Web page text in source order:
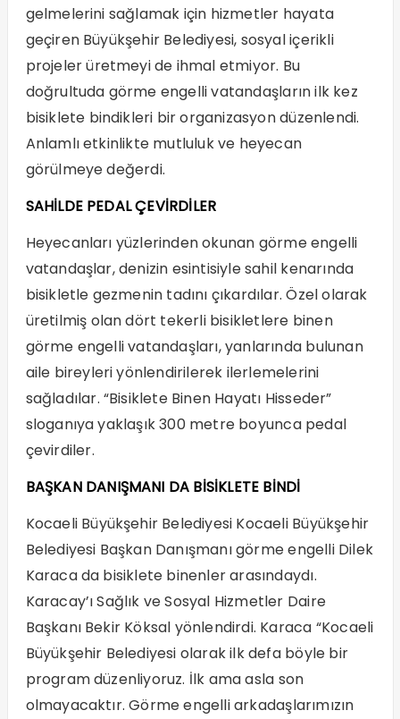
gelmelerini sağlamak için hizmetler hayata
geçiren Büyükşehir Belediyesi, sosyal içerikli
projeler üretmeyi de ihmal etmiyor. Bu
doğrultuda görme engelli vatandaşların ilk kez
bisiklete bindikleri bir organizasyon düzenlendi.
Anlamlı etkinlikte mutluluk ve heyecan
görülmeye değerdi.
SAHİLDE PEDAL ÇEVİRDİLER
Heyecanları yüzlerinden okunan görme engelli
vatandaşlar, denizin esintisiyle sahil kenarında
bisikletle gezmenin tadını çıkardılar. Özel olarak
üretilmiş olan dört tekerli bisikletlere binen
görme engelli vatandaşları, yanlarında bulunan
aile bireyleri yönlendirilerek ilerlemelerini
sağladılar. “Bisiklete Binen Hayatı Hisseder”
sloganıya yaklaşık 300 metre boyunca pedal
çevirdiler.
BAŞKAN DANIŞMANI DA BİSİKLETE BİNDİ
Kocaeli Büyükşehir Belediyesi Kocaeli Büyükşehir
Belediyesi Başkan Danışmanı görme engelli Dilek
Karaca da bisiklete binenler arasındaydı.
Karacay’ı Sağlık ve Sosyal Hizmetler Daire
Başkanı Bekir Köksal yönlendirdi. Karaca “Kocaeli
Büyükşehir Belediyesi olarak ilk defa böyle bir
program düzenliyoruz. İlk ama asla son
olmayacaktır. Görme engelli arkadaşlarımızın